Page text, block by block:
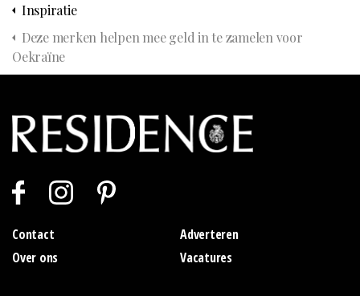
Inspiratie
Deze merken helpen mee geld in te zamelen voor
Oekraïne
Contact
Adverteren
Over ons
Vacatures